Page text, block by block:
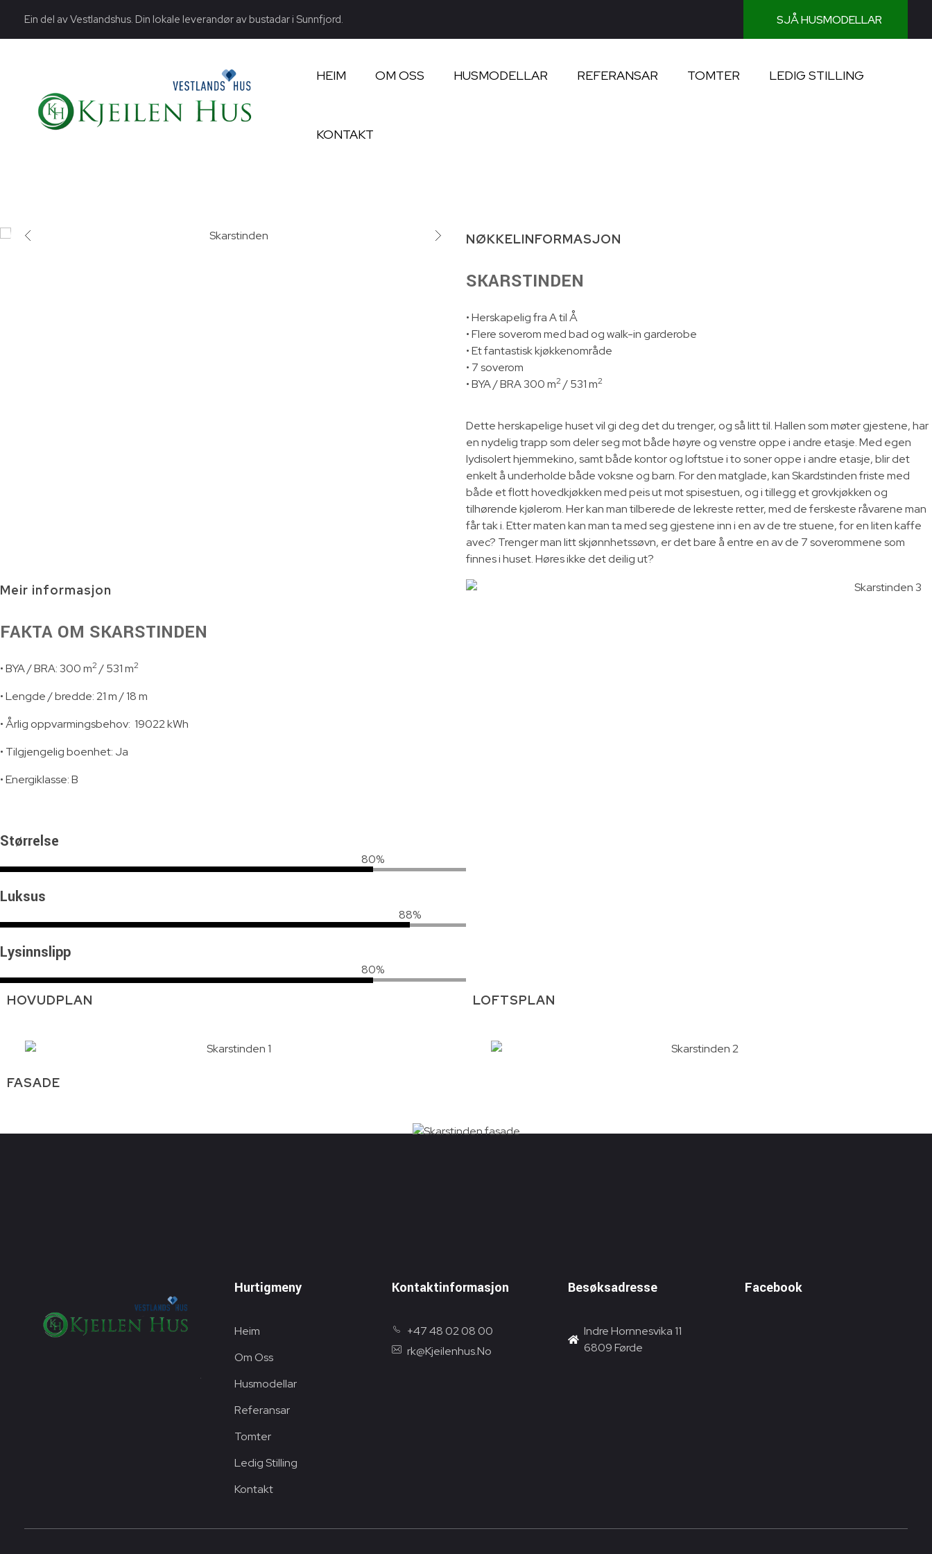
Ein del av Vestlandshus. Din lokale leverandør av bustadar i Sunnfjord. SJÅ HUSMODELLAR
HEIM OM OSS HUSMODELLAR REFERANSAR TOMTER LEDIG STILLING
KONTAKT
NØKKELINFORMASJON
SKARSTINDEN
• Herskapelig fra A til Å
• Flere soverom med bad og walk-in garderobe
• Et fantastisk kjøkkenområde
• 7 soverom
•BYA / BRA 300 m2 / 531 m2
Dette herskapelige huset vil gi deg det du trenger, og så litt til. Hallen som møter gjestene, har
en nydelig trapp som deler seg mot både høyre og venstre oppe i andre etasje. Med egen
lydisolert hjemmekino, samt både kontor og loftstue i to soner oppe i andre etasje, blir det
enkelt å underholde både voksne og barn. For den matglade, kan Skardstinden friste med
både et flott hovedkjøkken med peis ut mot spisestuen, og i tillegg et grovkjøkken og
tilhørende kjølerom. Her kan man tilberede de lekreste retter, med de ferskeste råvarene man
får tak i. Etter maten kan man ta med seg gjestene inn i en av de tre stuene, for en liten kaffe
avec? Trenger man litt skjønnhetssøvn, er det bare å entre en av de 7 soverommene som
finnes i huset. Høres ikke det deilig ut?
Meir informasjon
FAKTA OM SKARSTINDEN
• BYA / BRA: 300 m2 / 531 m2
• Lengde / bredde: 21 m / 18 m
• Årlig oppvarmingsbehov: 19022 kWh
• Tilgjengelig boenhet: Ja
• Energiklasse:B
Størrelse
80%
Luksus
88%
Lysinnslipp
80%
HOVUDPLAN LOFTSPLAN
FASADE
Hurtigmeny
Heim
Om Oss
Husmodellar
Referansar
Tomter
Ledig Stilling
Kontakt
Kontaktinformasjon
+47 48 02 08 00
rk@Kjeilenhus.No
Besøksadresse
Indre Hornnesvika 11
6809 Førde
Facebook